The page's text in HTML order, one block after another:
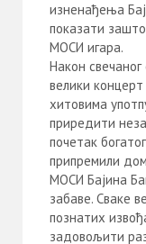
изненађења
показати
МОСИ игара.
Након
велики
хитовима
приредити
почетак
припремили
МОСИ Бајина
забаве. Сваке
познатих
задовољити